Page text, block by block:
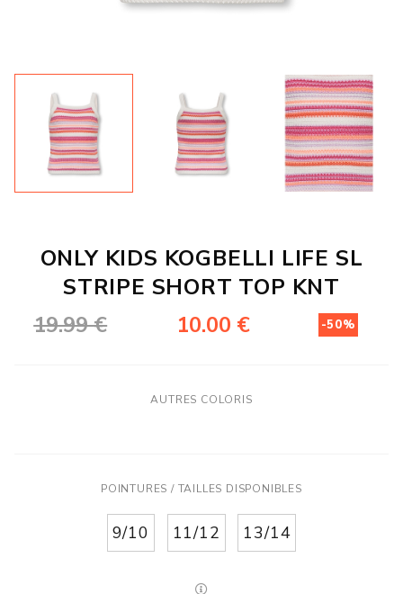
ONLY KIDS KOGBELLI LIFE SL
STRIPE SHORT TOP KNT
-50%
AUTRES COLORIS
POINTURES / TAILLES DISPONIBLES
9/10 11/12 13/14